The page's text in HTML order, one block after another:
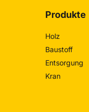
Produkte
Holz
Baustoff
Entsorgung
Kran